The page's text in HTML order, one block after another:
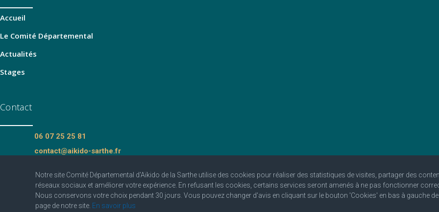
Notre site Comité Départemental d'Aïkido de la Sarthe utilise des cookies pour réaliser des statistiques de visites, partager des
réseaux sociaux et améliorer votre expérience. En refusant les cookies, certains services seront amenés à ne pas fonctionner
Nous conservons votre choix pendant 30 jours. Vous pouvez changer d'avis en cliquant sur le bouton 'Cookies' en bas à gauche
page de notre site. En savoir plus
Accueil
Le Comité Départemental
Actualités
Stages
Contact
06 07 25 25 81
contact@aikido-sarthe.fr